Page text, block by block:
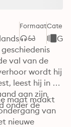
Formaat
val van de
wordt hij
leest hij in
aan zijn
onder de
maat maakt
van
nieuwe